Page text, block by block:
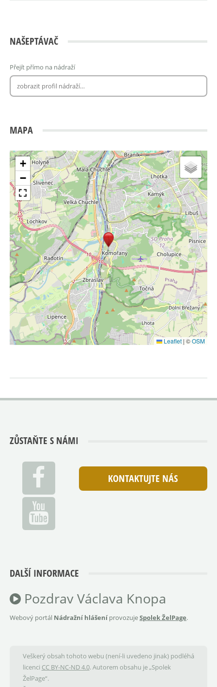
NAŠEPTÁVAČ
Přejít přímo na nádraží
MAPA
+
−
Leaflet | ©OSM
ZŮSTAŇTE S NÁMI
KONTAKTUJTE NÁS
DALŠÍ INFORMACE
Pozdrav Václava Knopa
Webový portál Nádražní hlášeníprovozujeSpolek ŽelPage.
Veškerý obsah tohoto webu (není-li uvedeno jinak) podléhá
licenci CC BY-NC-ND 4.0. Autorem obsahu je „Spolek
ŽelPage“.